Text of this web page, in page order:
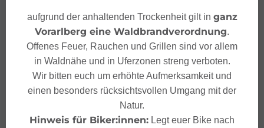
aufgrund der anhaltenden Trockenheit gilt in ganz
Vorarlberg eine Waldbrandverordnung
Offenes Feuer, Rauchen und Grillen sind vor allem
in Waldnähe und in Uferzonen streng verboten.
Wir bitten euch um erhöhte Aufmerksamkeit und
einen besonders rücksichtsvollen Umgang mit der
Natur.
Hinweis für Biker:innen: Legt euer Bike nach